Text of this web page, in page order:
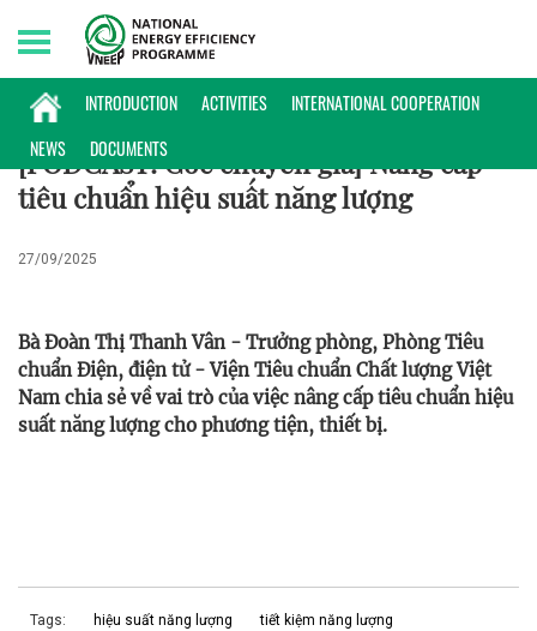
INTRODUCTION ACTIVITIES
INTERNATIONAL COOPERATION
NEWS
DOCUMENTS
Sunday, 09/08/2026 | 00:15 GMT+7
PODCAST
[PODCAST: Góc chuyên gia] Nâng cấp
tiêu chuẩn hiệu suất năng lượng
27/09/2025
Bà Đoàn Thị Thanh Vân - Trưởng phòng, Phòng Tiêu
chuẩn Điện, điện tử - Viện Tiêu chuẩn Chất lượng Việt
Nam chia sẻ về vai trò của việc nâng cấp tiêu chuẩn hiệu
suất năng lượng cho phương tiện, thiết bị.
Tags: hiệu suất năng lượng tiết kiệm năng lượng